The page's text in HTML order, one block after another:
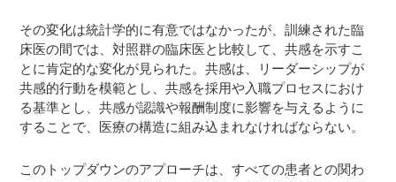
その変化は統計学的に有意ではなかったが、訓練された臨
床医の間では、対照群の臨床医と比較して、共感を示すこ
とに肯定的な変化が見られた。共感は、リーダーシップが
共感的行動を模範とし、共感を採用や入職プロセスにおけ
る基準とし、共感が認識や報酬制度に影響を与えるように
することで、医療の構造に組み込まれなければならない。
このトップダウンのアプローチは、すべての患者との関わ